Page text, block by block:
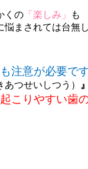
くの 「楽しみ」
も
悩まされては台無
注意が必要です
あつせいしつう） 』
こりやすい歯